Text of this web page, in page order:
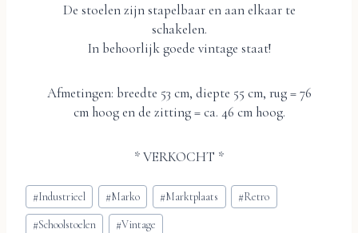
De stoelen zijn stapelbaar en aan elkaar te
schakelen.
In behoorlijk goede vintage staat!
Afmetingen: breedte 53 cm, diepte 55 cm, rug = 76
cm hoog en de zitting = ca. 46 cm hoog.
* VERKOCHT *
Bericht
tags:
#Industrieel #Marko #Marktplaats #Retro
#Schoolstoelen #Vintage